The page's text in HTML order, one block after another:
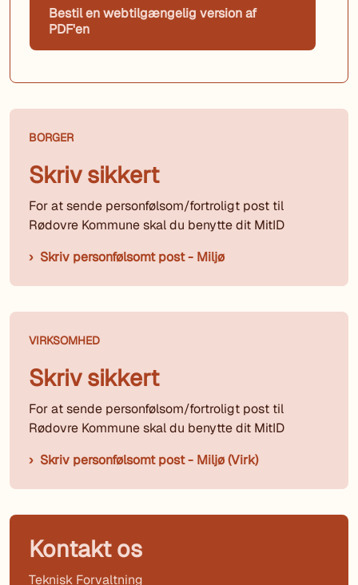
Bestil en webtilgængelig version af
PDF'en
BORGER
Skriv sikkert
For at sende personfølsom/fortroligt post til
Rødovre Kommune skal du benytte dit MitID
Skriv personfølsomt post - Miljø
VIRKSOMHED
Skriv sikkert
For at sende personfølsom/fortroligt post til
Rødovre Kommune skal du benytte dit MitID
Skriv personfølsomt post - Miljø (Virk)
Kontakt os
Teknisk Forvaltning